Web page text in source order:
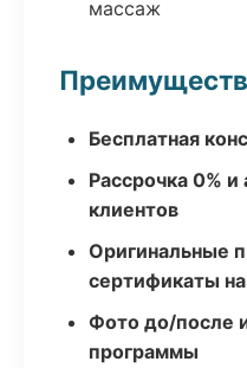
массаж
Бесплатная
Рассрочка 0%
клиентов
Оригинальные
сертификаты
Фото до/после
программы